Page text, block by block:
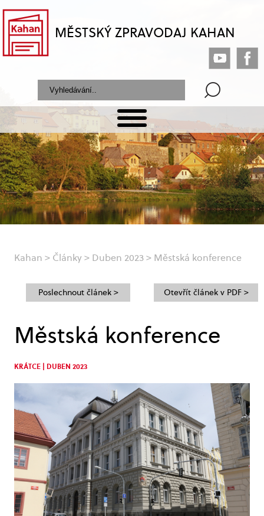
MĚSTSKÝ ZPRAVODAJ KAHAN
Kahan > Články> Duben 2023> Městská konference
Městská konference
KRÁTCE | DUBEN 2023
Poslechnout článek > Otevřít článek v PDF >